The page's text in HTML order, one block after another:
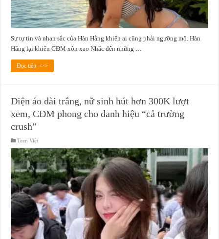
Sự tự tin và nhan sắc của Hàn Hằng khiến ai cũng phải ngưỡng mộ. Hàn
Hằng lại khiến CĐM xôn xao Nhắc đến những …
Đọc tiếp =>>
Diện áo dài trắng, nữ sinh hút hơn 300K lượt
xem, CĐM phong cho danh hiệu “cả trường
crush”
Teen Việt